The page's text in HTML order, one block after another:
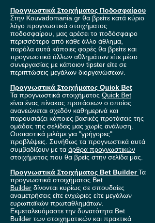
Προγνωστικά Στοιχήματος Ποδοσφαίρου
Στην Kouvadomania.gr θα βρείτε κατά κύριο
λόγο προγνωστικά στοιχήματος
ποδοσφαίρου, μας αρέσει το ποδόσφαιρο
περισσότερο από κάθε άλλο άθλημα,
παρόλα αυτά κάποιες φορές θα βρείτε και
προγνωστικά άλλων αθλημάτων είτε μέσο
συνεργασίας με κάποιον tipster είτε σε
περιπτώσεις μεγάλων διοργανώσεων.
Προγνωστικά Στοιχήματος Quick Bet
Τα προγνωστικά στοιχήματος Quick Bet
είναι ένας πίνακας προτάσεων ο οποίος
ανανεώνεται σχεδόν καθημερινά και
παρουσιάζει κάποιες βασικές προτάσεις της
ομάδας της σελίδας μας χωρίς ανάλυση.
Ουσιαστικά μιλάμε για "γρήγορες"
προβλέψεις. Συνήθως τα προγνωστικά αυτά
συμβαδίζουν με τα άρθρα προγνωστικών
στοιχήματος που θα βρείς στην σελίδα μας.
Προγνωστικά Στοιχήματος Bet BuilderΤα
προγνωστικά στοιχήματος Bet
Builder δίνονται κυρίως σε σπουδαίες
αναμετρήσεις είτε ενχώριες είτε μεγάλων
ευρωπαϊκών πρωταθλημάτων.
Εκμεταλευόμαστε την δυνατότητα Bet
Builder των στοιχηματικών και πρακτικά